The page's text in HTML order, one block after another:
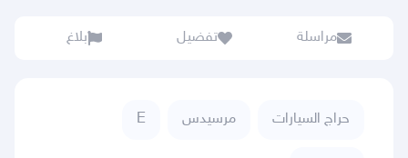
مراسلة تفضيل بلاغ
حراج السيارات مرسيدس E